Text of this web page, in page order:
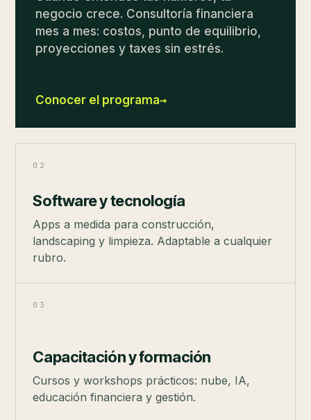
negocio crece. Consultoría financiera
mes a mes: costos, punto de equilibrio,
proyecciones y taxes sin estrés.
Conocer el programa→
02
Software y tecnología
Apps a medida para construcción,
landscaping y limpieza. Adaptable a cualquier
rubro.
03
Capacitación y formación
Cursos y workshops prácticos: nube, IA,
educación financiera y gestión.